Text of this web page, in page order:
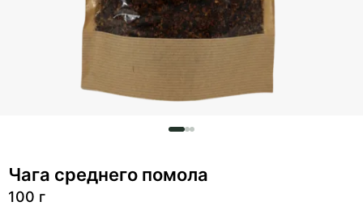
Чага среднего помола
100 г